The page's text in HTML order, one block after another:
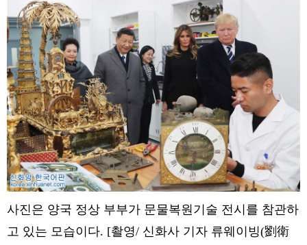
연예 오피니언
생생 중국어
사진은 양국 정상 부부가 문물복원기술 전시를 참관하
고 있는 모습이다. [촬영/ 신화사 기자 류웨이빙(劉衛